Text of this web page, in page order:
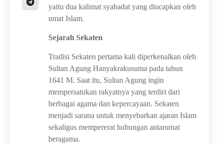
yaitu dua kalimat syahadat yang diucapkan oleh
umat Islam.
Sejarah Sekaten
Tradisi Sekaten pertama kali diperkenalkan oleh
Sultan Agung Hanyakrakusuma pada tahun
1641 M. Saat itu, Sultan Agung ingin
mempersatukan rakyatnya yang terdiri dari
berbagai agama dan kepercayaan. Sekaten
menjadi sarana untuk menyebarkan ajaran Islam
sekaligus mempererat hubungan antarumat
beragama.